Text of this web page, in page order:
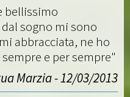
bellissimo
sogno mi sono
abbracciata, ne ho
e per sempre"
Marzia - 12/03/2013